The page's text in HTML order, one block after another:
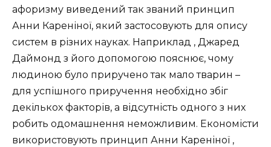
афоризму виведений так званий принцип
Анни Кареніної, який застосовують для опису
систем в різних науках. Наприклад , Джаред
Даймонд з його допомогою пояснює, чому
людиною було приручено так мало тварин –
для успішного приручення необхідно збіг
декількох факторів, а відсутність одного з них
робить одомашнення неможливим. Економісти
використовують принцип Анни Кареніної ,